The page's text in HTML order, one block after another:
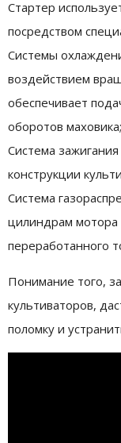
Стартер
посредством
Системы
воздействием
обеспечивает
оборотов маховика;
Система
конструкции
Система
цилиндрам мотора
переработанного
Понимание того,
культиваторов,
поломку и